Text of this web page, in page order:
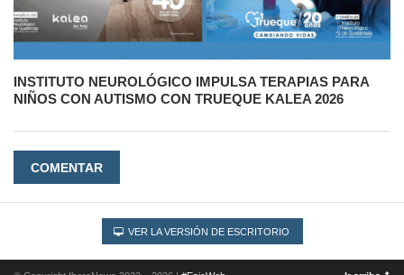
INSTITUTO NEUROLÓGICO IMPULSA TERAPIAS PARA
NIÑOS CON AUTISMO CON TRUEQUE KALEA 2026
COMENTAR
VER LA VERSIÓN DE ESCRITORIO